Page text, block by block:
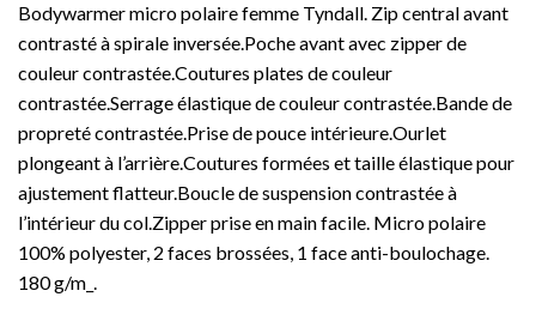
Bodywarmer micro polaire femme Tyndall. Zip central avant
contrasté à spirale inversée.Poche avant avec zipper de
couleur contrastée.Coutures plates de couleur
contrastée.Serrage élastique de couleur contrastée.Bande de
propreté contrastée.Prise de pouce intérieure.Ourlet
plongeant à l’arrière.Coutures formées et taille élastique pour
ajustement flatteur.Boucle de suspension contrastée à
l’intérieur du col.Zipper prise en main facile. Micro polaire
100% polyester, 2 faces brossées, 1 face anti-boulochage.
180 g/m_.